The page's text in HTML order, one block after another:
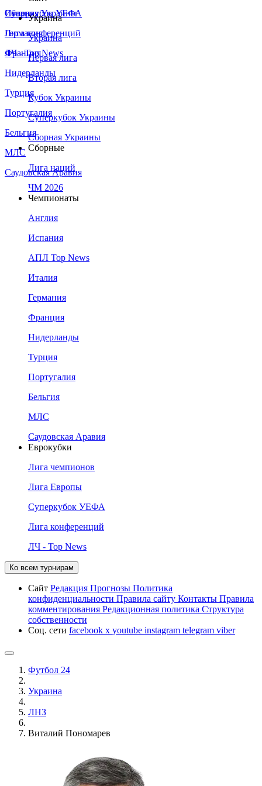
Сборная Украины
Италия
Германия
Франция
Нидерланды
Турция
Португалия
Бельгия
МЛС
Саудовская Аравия
Суперкубок УЕФА
Лига конференций
ЛЧ - Top News
Украина
Украина
Первая лига
Вторая лига
Кубок Украины
Суперкубок Украины
Сборная Украины
Сборные
Лига наций
ЧМ 2026
Чемпионаты
Англия
Испания
АПЛ Top News
Италия
Германия
Франция
Нидерланды
Турция
Португалия
Бельгия
МЛС
Саудовская Аравия
Еврокубки
Лига чемпионов
Лига Европы
Суперкубок УЕФА
Лига конференций
ЛЧ - Top News
Ко всем турнирам
Сайт Редакция Прогнозы Политика
конфиденциальности Правила сайту Контакты Правила
комментирования Редакционная политика Структура
собственности
Соц. сети facebook x youtube instagram telegram viber
Футбол 24
Украина
ЛНЗ
Виталий Пономарев